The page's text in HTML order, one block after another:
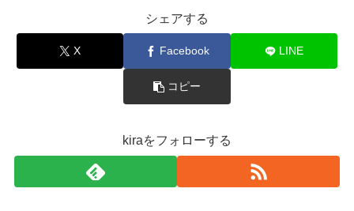
シェアする
X Facebook LINE
コピー
kiraをフォローする